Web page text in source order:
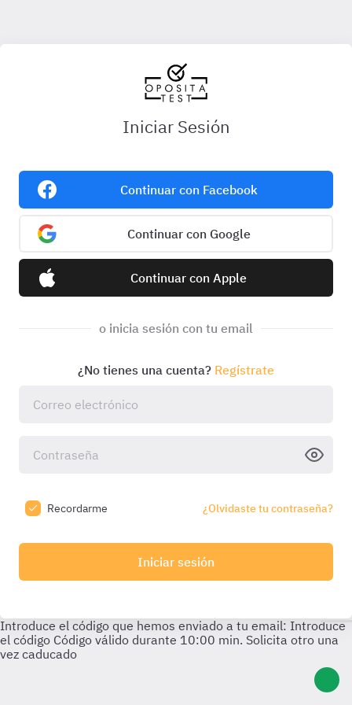
Iniciar Sesión
Continuar con Facebook
Continuar con Google
Continuar con Apple
o inicia sesión con tu email
¿No tienes una cuenta? Regístrate
Recordarme ¿Olvidaste tu contraseña?
Iniciar sesión
Introduce el código que hemos enviado a tu email: Introduce
el código Código válido durante 10:00 min. Solicita otro una
vez caducado